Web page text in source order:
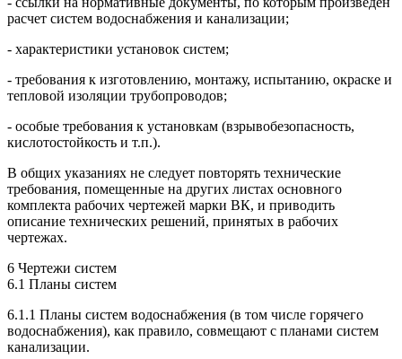
расчет систем водоснабжения и канализации;
- характеристики установок систем;
- требования к изготовлению, монтажу, испытанию, окраске и
тепловой изоляции трубопроводов;
- особые требования к установкам (взрывобезопасность,
кислотостойкость и т.п.).
В общих указаниях не следует повторять технические
требования, помещенные на других листах основного
комплекта рабочих чертежей марки ВК, и приводить
описание технических решений, принятых в рабочих
чертежах.
6 Чертежи систем
6.1 Планы систем
6.1.1 Планы систем водоснабжения (в том числе горячего
водоснабжения), как правило, совмещают с планами систем
канализации.